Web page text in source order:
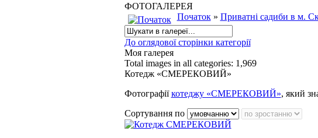
ФОТОГАЛЕРЕЯ
Початок» Приватні садиби в м.
До оглядової сторінки категорії
Моя галерея
Total images in all categories: 1,969
Котедж «СМЕРЕКОВИЙ»
Фотографіїкотеджу «СМЕРЕКОВИЙ», який
Сортування по